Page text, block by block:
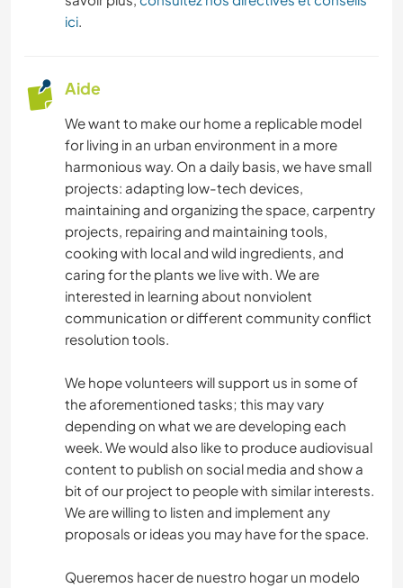
ici.
Aide
We want to make our home a replicable model
for living in an urban environment in a more
harmonious way. On a daily basis, we have small
projects: adapting low-tech devices,
maintaining and organizing the space, carpentry
projects, repairing and maintaining tools,
cooking with local and wild ingredients, and
caring for the plants we live with. We are
interested in learning about nonviolent
communication or different community conflict
resolution tools.
We hope volunteers will support us in some of
the aforementioned tasks; this may vary
depending on what we are developing each
week. We would also like to produce audiovisual
content to publish on social media and show a
bit of our project to people with similar interests.
We are willing to listen and implement any
proposals or ideas you may have for the space.
Queremos hacer de nuestro hogar un modelo